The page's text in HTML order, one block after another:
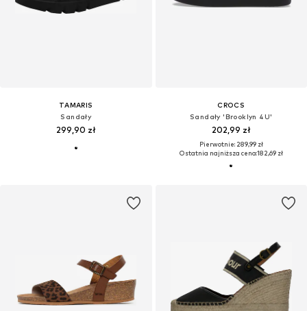
TAMARIS
Sandały
299,90 zł
CROCS
Sandały 'Brooklyn 4U'
202,99 zł
Pierwotnie: 289,99 zł
Ostatnia najniższa cena:182,69 zł